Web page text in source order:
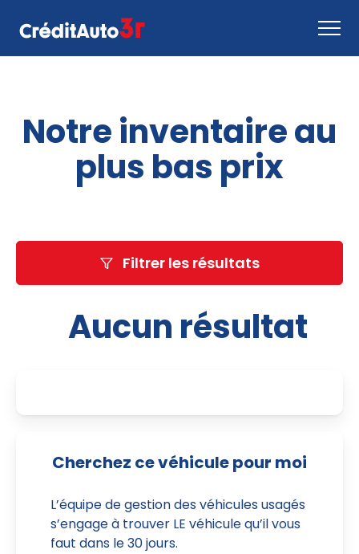
Comment ça marche
Nous joindre
Inventaire
Notre inventaire au
plus bas prix
Filtrer les résultats
Aucun résultat
Cherchez ce véhicule pour moi
L’équipe de gestion des véhicules usagés
s’engage à trouver LE véhicule qu’il vous
faut dans le 30 jours.